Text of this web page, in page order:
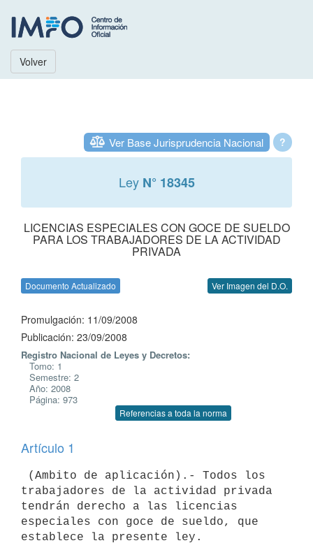
Volver
?
Ver Base Jurisprudencia Nacional
Ley N° 18345
LICENCIAS ESPECIALES CON GOCE DE SUELDO
PARA LOS TRABAJADORES DE LA ACTIVIDAD
PRIVADA
Documento Actualizado Ver Imagen del D.O.
Promulgación: 11/09/2008
Publicación: 23/09/2008
Registro Nacional de Leyes y Decretos:
Tomo: 1
Semestre: 2
Año: 2008
Página: 973
Referencias a toda la norma
Artículo 1
trabajadores de la actividad privada
tendrán derecho a las licencias
especiales con goce de sueldo, que
establece la presente ley.